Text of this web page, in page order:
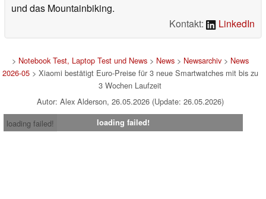
und das Mountainbiking.
Kontakt:
LinkedIn
> Notebook Test, Laptop Test und News> News> Newsarchiv> News
2026-05> Xiaomi bestätigt Euro-Preise für 3 neue Smartwatches mit bis zu
3 Wochen Laufzeit
Autor: Alex Alderson, 26.05.2026 (Update: 26.05.2026)
loading failed!
loading failed!